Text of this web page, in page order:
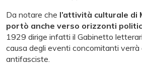
Da notare che l’attività culturale di
portò anche verso orizzonti
1929 dirige infatti il Gabinetto
causa degli eventi concomitanti
antifasciste.